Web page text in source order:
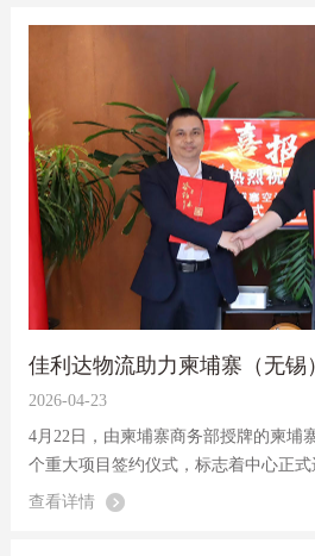
2026-04-23
4月22日，由柬埔寨商务部授牌的柬埔
个重大项目签约仪式，标志着中心正
达物流作为核心运营方之一，全程参与
查看详情